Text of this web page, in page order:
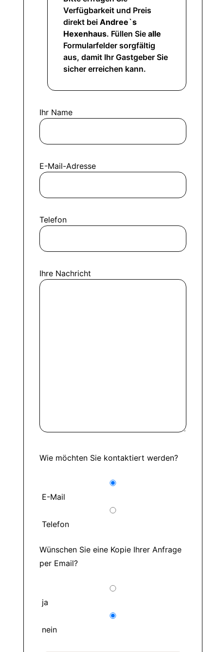
Verfügbarkeit und Preis
direkt bei Andree`s
Hexenhaus. Füllen Sie alle
Formularfelder sorgfältig
aus, damit Ihr Gastgeber Sie
sicher erreichen kann.
Ihr Name
E-Mail-Adresse
Telefon
Ihre Nachricht
Wie möchten Sie kontaktiert werden?
E-Mail
Telefon
Wünschen Sie eine Kopie Ihrer Anfrage
per Email?
ja
nein